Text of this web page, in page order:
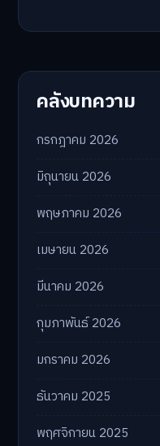
คลังบทความ
กรกฎาคม 2026
มิถุนายน 2026
พฤษภาคม 2026
เมษายน 2026
มีนาคม 2026
กุมภาพันธ์ 2026
มกราคม 2026
ธันวาคม 2025
พฤศจิกายน 2025